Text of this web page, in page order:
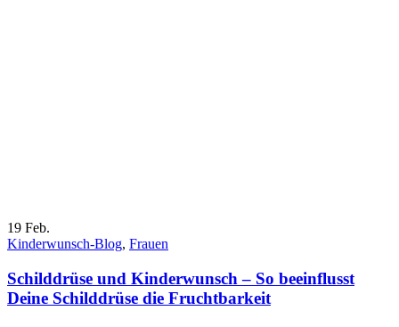
19 Feb.
Kinderwunsch-Blog, Frauen
Schilddrüse und Kinderwunsch – So beeinflusst
Deine Schilddrüse die Fruchtbarkeit